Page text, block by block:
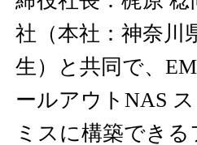
社（本社：神奈川
生）と共同で、
ールアウトNAS
ミスに構築でき